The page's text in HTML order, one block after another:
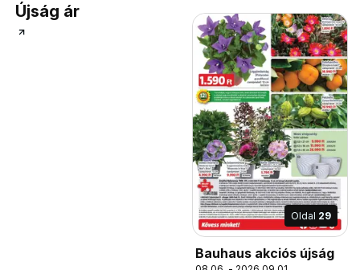
Újság ár
Oldal 29
Bauhaus akciós újság